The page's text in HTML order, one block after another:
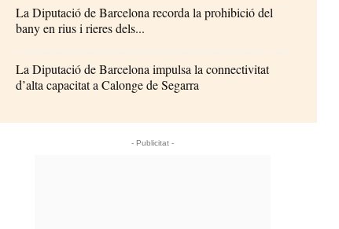
La Diputació de Barcelona recorda la prohibició del
bany en rius i rieres dels...
La Diputació de Barcelona impulsa la connectivitat
d’alta capacitat a Calonge de Segarra
- Publicitat -